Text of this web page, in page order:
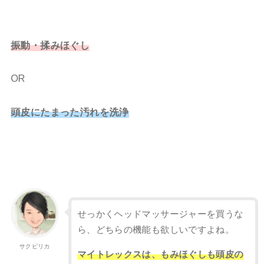
振動・揉みほぐし
OR
頭皮にたまった汚れを洗浄
サクピリカ
せっかくヘッドマッサージャーを買うな
ら、どちらの機能も欲しいですよね。
マイトレックスは、もみほぐしも頭皮の